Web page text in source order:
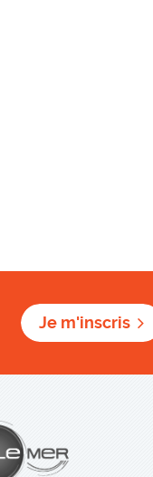
Je m'inscris